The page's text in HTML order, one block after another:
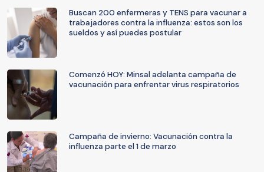
Buscan 200 enfermeras y TENS para vacunar a
trabajadores contra la influenza: estos son los
sueldos y así puedes postular
Comenzó HOY: Minsal adelanta campaña de
vacunación para enfrentar virus respiratorios
Campaña de invierno: Vacunación contra la
influenza parte el 1 de marzo